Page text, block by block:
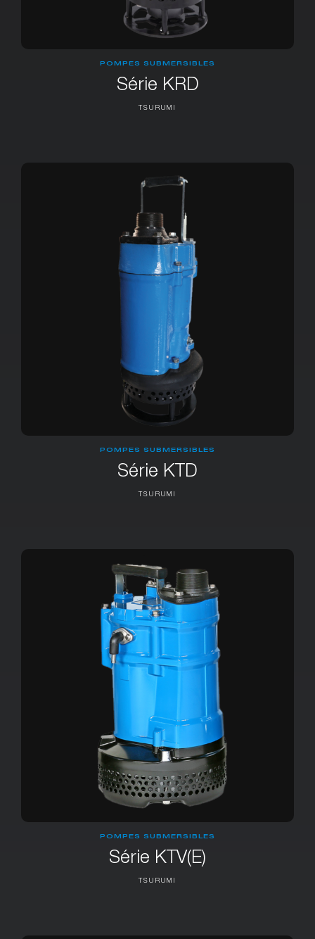
POMPES SUBMERSIBLES
Série KRD
TSURUMI
POMPES SUBMERSIBLES
Série KTD
TSURUMI
POMPES SUBMERSIBLES
Série KTV(E)
TSURUMI